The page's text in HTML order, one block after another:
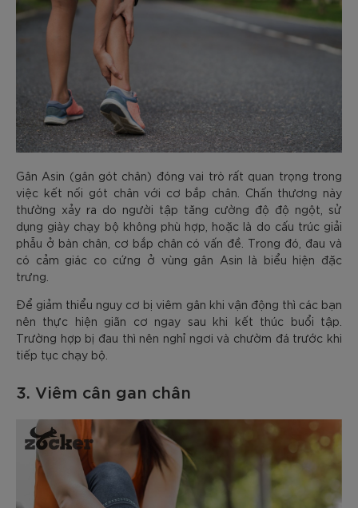
Gân Asin (gân gót chân) đóng vai trò rất quan trọng trong
việc kết nối gót chân với cơ bắp chân. Chấn thương này
thường xảy ra do người tập tăng cường độ độ ngột, sử
dụng giày chạy bộ không phù hợp, hoặc là do cấu trúc giải
phẫu ở bàn chân, cơ bắp chân có vấn đề. Trong đó, đau và
có cảm giác co cứng ở vùng gân Asin là biểu hiện đặc
trưng.
Để giảm thiểu nguy cơ bị viêm gân khi vận động thì các bạn
nên thực hiện giãn cơ ngay sau khi kết thúc buổi tập.
Trường hợp bị đau thì nên nghỉ ngơi và chườm đá trước khi
tiếp tục chạy bộ.
3. Viêm cân gan chân